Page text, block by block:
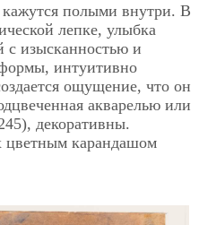
кажутся полыми внутри. В
лепке, улыбка
с изысканностью и
интуитивно
ощущение, что он
акварелью или
декоративны.
цветным карандашом